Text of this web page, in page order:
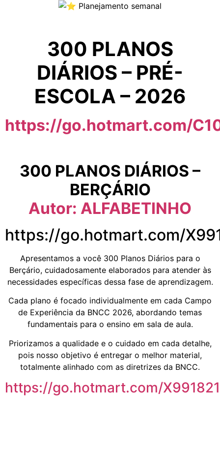
Planejamento semanal
300 PLANOS
DIÁRIOS – PRÉ-
ESCOLA – 2026
https://go.hotmart.com/
300 PLANOS DIÁRIOS –
BERÇÁRIO
Autor: ALFABETINHO
https://go.hotmart.com/
Apresentamos a você 300 Planos Diários para o
Berçário, cuidadosamente elaborados para atender às
necessidades específicas dessa fase de aprendizagem.
Cada plano é focado individualmente em cada Campo
de Experiência da BNCC 2026, abordando temas
fundamentais para o ensino em sala de aula.
Priorizamos a qualidade e o cuidado em cada detalhe,
pois nosso objetivo é entregar o melhor material,
totalmente alinhado com as diretrizes da BNCC.
https://go.hotmart.com/